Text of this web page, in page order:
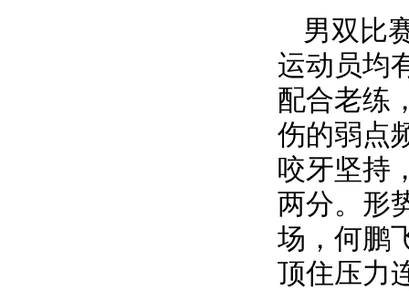
男双比
运动员均
配合老练
伤的弱点
咬牙坚持
两分。形
场，何鹏
顶住压力